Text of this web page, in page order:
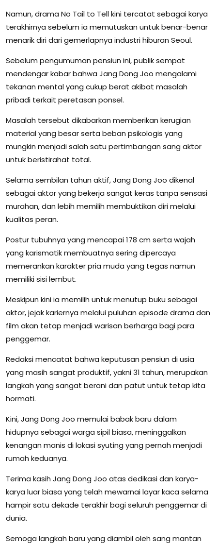
Namun, drama No Tail to Tell kini tercatat sebagai karya
terakhirnya sebelum ia memutuskan untuk benar-benar
menarik diri dari gemerlapnya industri hiburan Seoul.
Sebelum pengumuman pensiun ini, publik sempat
mendengar kabar bahwa Jang Dong Joo mengalami
tekanan mental yang cukup berat akibat masalah
pribadi terkait peretasan ponsel.
Masalah tersebut dikabarkan memberikan kerugian
material yang besar serta beban psikologis yang
mungkin menjadi salah satu pertimbangan sang aktor
untuk beristirahat total.
Selama sembilan tahun aktif, Jang Dong Joo dikenal
sebagai aktor yang bekerja sangat keras tanpa sensasi
murahan, dan lebih memilih membuktikan diri melalui
kualitas peran.
Postur tubuhnya yang mencapai 178 cm serta wajah
yang karismatik membuatnya sering dipercaya
memerankan karakter pria muda yang tegas namun
memiliki sisi lembut.
Meskipun kini ia memilih untuk menutup buku sebagai
aktor, jejak kariernya melalui puluhan episode drama dan
film akan tetap menjadi warisan berharga bagi para
penggemar.
Redaksi mencatat bahwa keputusan pensiun di usia
yang masih sangat produktif, yakni 31 tahun, merupakan
langkah yang sangat berani dan patut untuk tetap kita
hormati.
Kini, Jang Dong Joo memulai babak baru dalam
hidupnya sebagai warga sipil biasa, meninggalkan
kenangan manis di lokasi syuting yang pernah menjadi
rumah keduanya.
Terima kasih Jang Dong Joo atas dedikasi dan karya-
karya luar biasa yang telah mewarnai layar kaca selama
hampir satu dekade terakhir bagi seluruh penggemar di
dunia.
Semoga langkah baru yang diambil oleh sang mantan